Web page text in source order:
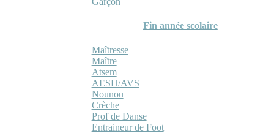
Fin année scolaire
Maîtresse
Maître
Atsem
AESH/AVS
Nounou
Crèche
Prof de Danse
Entraineur de Foot